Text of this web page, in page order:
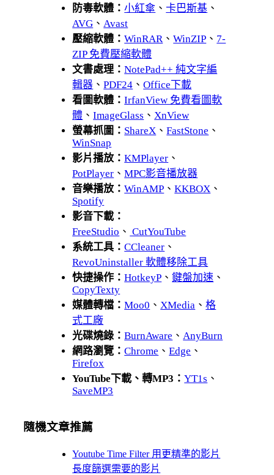
防毒軟體：小紅傘 、卡巴斯基 、
AVG 、 Avast
壓縮軟體：WinRAR 、WinZIP 、 7-
ZIP 免費壓縮軟體
文書處理：NotePad++ 純文字編
輯器 、PDF24 、Office下載
看圖軟體：IrfanView 免費看圖軟
體 、ImageGlass 、 XnView
螢幕抓圖： ShareX 、FastStone 、
WinSnap
影片播放：KMPlayer 、
PotPlayer 、MPC影音播放器
音樂播放：WinAMP 、KKBOX 、
Spotify
影音下載：
FreeStudio 、 CutYouTube
系統工具：CCleaner 、
RevoUninstaller 軟體移除工具
快捷操作：HotkeyP 、鍵盤加速 、
CopyTexty
媒體轉檔：Moo0 、 XMedia 、格
式工廠
光碟燒錄：BurnAware 、 AnyBurn
網路瀏覽：Chrome 、Edge 、
Firefox
YouTube下載、轉MP3：YT1s 、
SaveMP3
隨機文章推薦
Youtube Time Filter 用更精準的影片
長度篩選需要的影片